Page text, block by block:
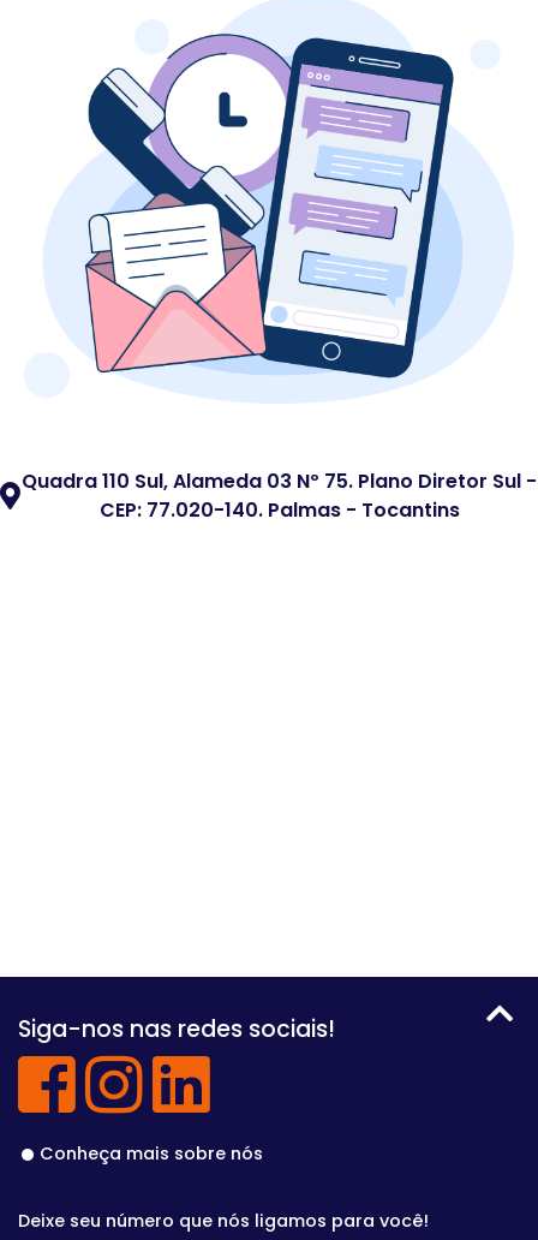
Quadra 110 Sul, Alameda 03 Nº 75. Plano Diretor Sul -
CEP: 77.020-140. Palmas - Tocantins
Siga-nos nas redes sociais!
Conheça mais sobre nós
Deixe seu número que nós ligamos para você!